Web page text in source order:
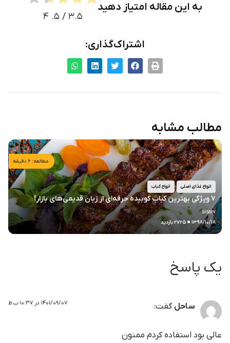
به این مقاله امتیاز دهید
۳.۵ / ۵. ۴
اشتراک‌گذاری:
مطالب مشابه
مطالعه: ۶ دقیقه
انواع غذای اصلی انواع کباب
۷ ویژگی بهترین کباب ‌کوبیده حرفه‌ای از زبان قدیمی‌های بازار!
sisarv
۱۳۹۸/۱۰/۱۸.۲۷۲۵ بازدید
یک پاسخ
ساحل گفت: ۱۴۰۱/۰۹/۰۷ در ۱۰:۳۷ ب.ظ
عالی بود استفاده کردم ممنون